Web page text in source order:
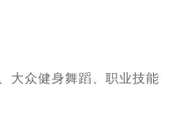
大众健身舞蹈、职业技能